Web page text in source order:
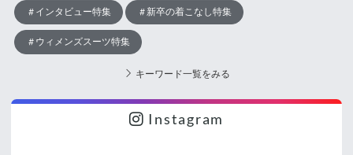
インタビュー特集 新卒の着こなし特集
ウィメンズスーツ特集
キーワード一覧をみる
Instagram